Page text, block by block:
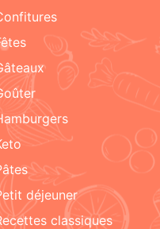
confitures
fêtes
gâteaux
goûter
hamburgers
keto
pâtes
petit déjeuner
recettes classiques